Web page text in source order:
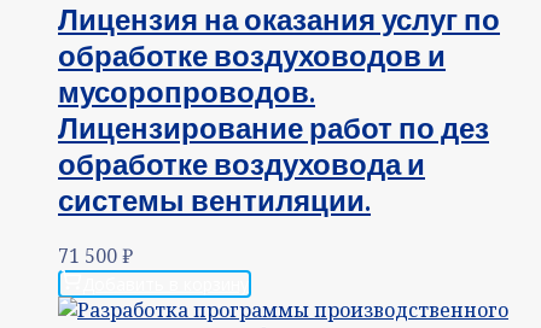
Лицензия на оказания услуг по
обработке воздуховодов и
мусоропроводов.
Лицензирование работ по дез
обработке воздуховода и
системы вентиляции.
71 500₽